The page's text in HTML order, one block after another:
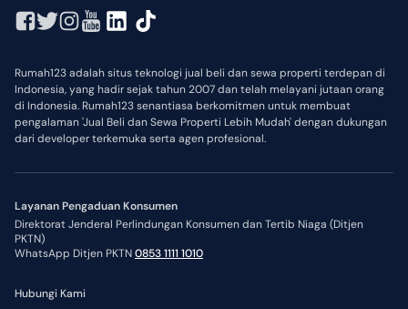
Rumah123 adalah situs teknologi jual beli dan sewa properti terdepan di
Indonesia, yang hadir sejak tahun 2007 dan telah melayani jutaan orang
di Indonesia. Rumah123 senantiasa berkomitmen untuk membuat
pengalaman 'Jual Beli dan Sewa Properti Lebih Mudah' dengan dukungan
dari developer terkemuka serta agen profesional.
Layanan Pengaduan Konsumen
Direktorat Jenderal Perlindungan Konsumen dan Tertib Niaga (Ditjen
PKTN)
WhatsApp Ditjen PKTN0853 1111 1010
Hubungi Kami